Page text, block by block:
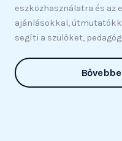
eszközhasználatra és az
ajánlásokkal,
segíti a szülőket,